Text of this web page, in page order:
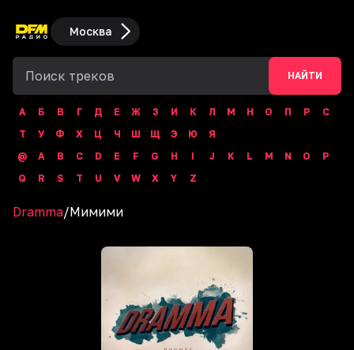
Москва
НАЙТИ
А Б В Г Д Е Ж З И К Л М Н О П Р
С
Т
У Ф Х Ц Ч Ш Щ Э Ю
Я
@
A B C D E F G H I J K L M N O
P
Q
R S T U V W X Y Z
Dramma/Мимими